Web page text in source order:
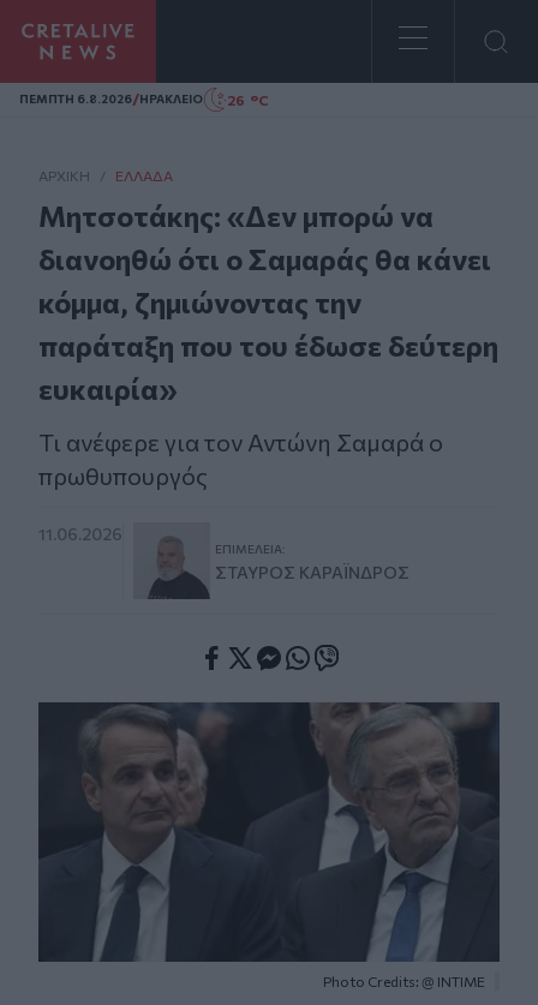
Homepage
ΠΕΜΠΤΗ 6.8.2026/ΗΡΑΚΛΕΙΟ 26 °C
ΑΡΧΙΚΗ / ΕΛΛΆΔΑ
Μητσοτάκης: «Δεν μπορώ να
διανοηθώ ότι ο Σαμαράς θα κάνει
κόμμα, ζημιώνοντας την
παράταξη που του έδωσε δεύτερη
ευκαιρία»
Τι ανέφερε για τον Αντώνη Σαμαρά ο
πρωθυπουργός
11.06.2026
ΕΠΙΜΈΛΕΙΑ:
ΣΤΑΎΡΟΣ ΚΑΡΑΪ́ΝΔΡΟΣ
Photo Credits: @ ΙΝΤΙΜΕ